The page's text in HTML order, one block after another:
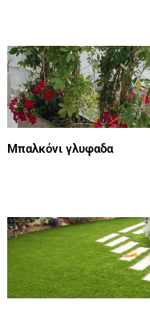
Μπαλκόνι γλυφαδα